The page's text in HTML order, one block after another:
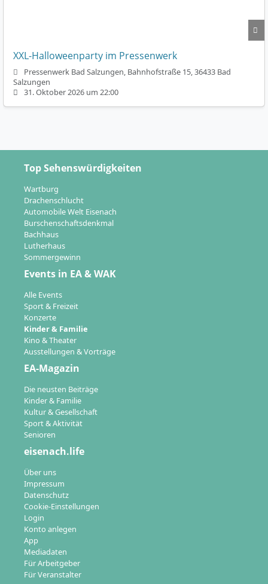
XXL-Halloweenparty im Pressenwerk
Pressenwerk Bad Salzungen, Bahnhofstraße 15, 36433 Bad
Salzungen
31. Oktober 2026 um 22:00
Top Sehenswürdigkeiten
Wartburg
Drachenschlucht
Automobile Welt Eisenach
Burschenschaftsdenkmal
Bachhaus
Lutherhaus
Sommergewinn
Events in EA & WAK
Alle Events
Sport & Freizeit
Konzerte
Kinder & Familie
Kino & Theater
Ausstellungen & Vorträge
EA-Magazin
Die neusten Beiträge
Kinder & Familie
Kultur & Gesellschaft
Sport & Aktivität
Senioren
eisenach.life
Über uns
Impressum
Datenschutz
Cookie-Einstellungen
Login
Konto anlegen
App
Mediadaten
Für Arbeitgeber
Für Veranstalter